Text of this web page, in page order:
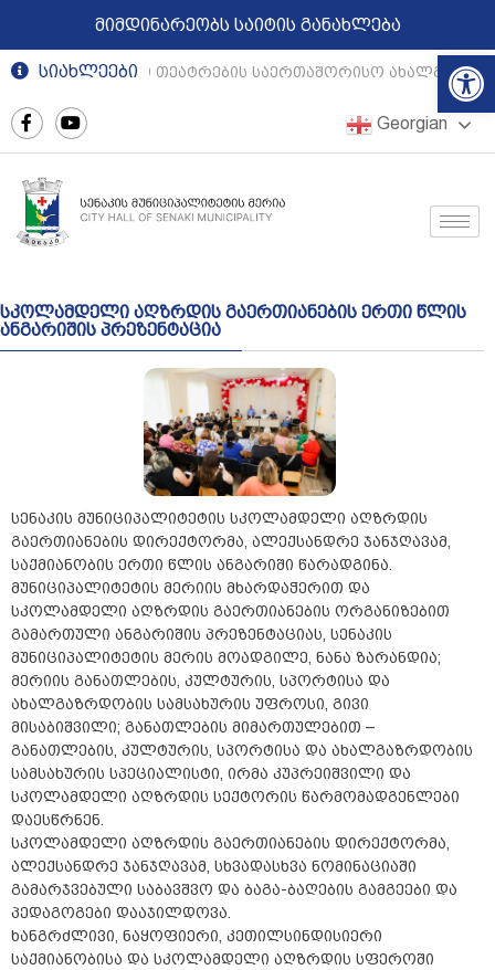
მიმდინარეობს საიტის განახლება
სიახლეები
რეგიონული თეატრების საერთაშორისო
Georgian
სკოლამდელი აღზრდის გაერთიანების ერთი წლის
ანგარიშის პრეზენტაცია
სენაკის მუნიციპალიტეტის სკოლამდელი აღზრდის
გაერთიანების დირექტორმა, ალექსანდრე ჯანჯღავამ,
საქმიანობის ერთი წლის ანგარიში წარადგინა.
მუნიციპალიტეტის მერიის მხარდაჭერით და
სკოლამდელი აღზრდის გაერთიანების ორგანიზებით
გამართული ანგარიშის პრეზენტაციას, სენაკის
მუნიციპალიტეტის მერის მოადგილე, ნანა ზარანდია;
მერიის განათლების, კულტურის, სპორტისა და
ახალგაზრდობის სამსახურის უფროსი, გივი
მისაბიშვილი; განათლების მიმართულებით –
განათლების, კულტურის, სპორტისა და ახალგაზრდობის
სამსახურის სპეციალისტი, ირმა კუპრეიშვილი და
სკოლამდელი აღზრდის სექტორის წარმომადგენლები
დაესწრნენ.
სკოლამდელი აღზრდის გაერთიანების დირექტორმა,
ალექსანდრე ჯანჯღავამ, სხვადასხვა ნომინაციაში
გამარჯვებული საბავშვო და ბაგა-ბაღების გამგეები და
პედაგოგები დააჯილდოვა.
ხანგრძლივი, ნაყოფიერი, კეთილსინდისიერი
საქმიანობისა და სკოლამდელი აღზრდის სფეროში